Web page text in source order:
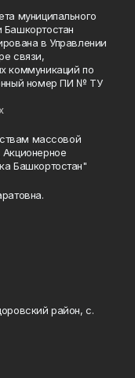
муниципального
в Управлении
связи,
коммуникаций по
номер ПИ № ТУ
массовой
Башкортостан"
район, с.